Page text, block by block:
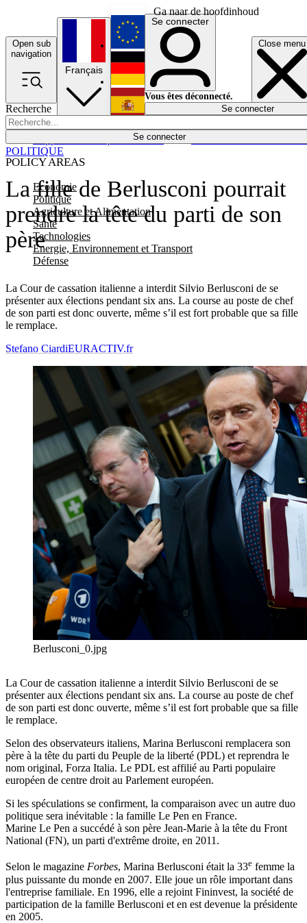
Ga naar de hoofdinhoud
Open sub
navigation
Close menu
Recherche
Se connecter
POLICY AREAS
Economie
Politique
Agriculture et Alimentation
Santé
Technologies
Energie, Environnement et Transport
Défense
Économie
Français
English
Deutsch
Español
Se connecter
Vous êtes déconnecté.
Se connecter
La fille de Berlusconi pourrait
prendre la tête du parti de son
père
La Cour de cassation italienne a interdit Silvio Berlusconi de se
présenter aux élections pendant six ans. La course au poste de chef
de son parti est donc ouverte, même s’il est fort probable que sa fille
le remplace.
POLITIQUE
Stefano CiardiEURACTIV.fr
Berlusconi_0.jpg
La Cour de cassation italienne a interdit Silvio Berlusconi de se
présenter aux élections pendant six ans. La course au poste de chef
de son parti est donc ouverte, même s’il est fort probable que sa fille
le remplace.
Selon des observateurs italiens, Marina Berlusconi remplacera son
père à la tête du parti du Peuple de la liberté (PDL) et reprendra le
nom original, Forza Italia. Le PDL est affilié au Parti populaire
européen de centre droit au Parlement européen.
Si les spéculations se confirment, la comparaison avec un autre duo
politique sera inévitable : la famille Le Pen en France.
Marine Le Pen a succédé à son père Jean-Marie à la tête du Front
National (FN), un parti d'extrême droite, en 2011.
Selon le magazine Forbes, Marina Berlusconi était la 33e femme la
plus puissante du monde en 2007. Elle joue un rôle important dans
l'entreprise familiale. En 1996, elle a rejoint Fininvest, la société de
participation de la famille Berlusconi et en est devenue la présidente
en 2005.